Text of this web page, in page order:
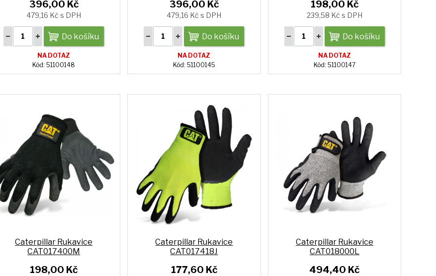
396,00 Kč
479,16 Kč s DPH
Do košíku
NA DOTAZ
Kód: 51100148
396,00 Kč
479,16 Kč s DPH
Do košíku
NA DOTAZ
Kód: 51100145
198,00 Kč
239,58 Kč s DPH
Do košíku
NA DOTAZ
Kód: 51100147
Caterpillar Rukavice
CAT017400M
198,00 Kč
Caterpillar Rukavice
CAT017418J
177,60 Kč
Caterpillar Rukavice
CAT018000L
494,40 Kč